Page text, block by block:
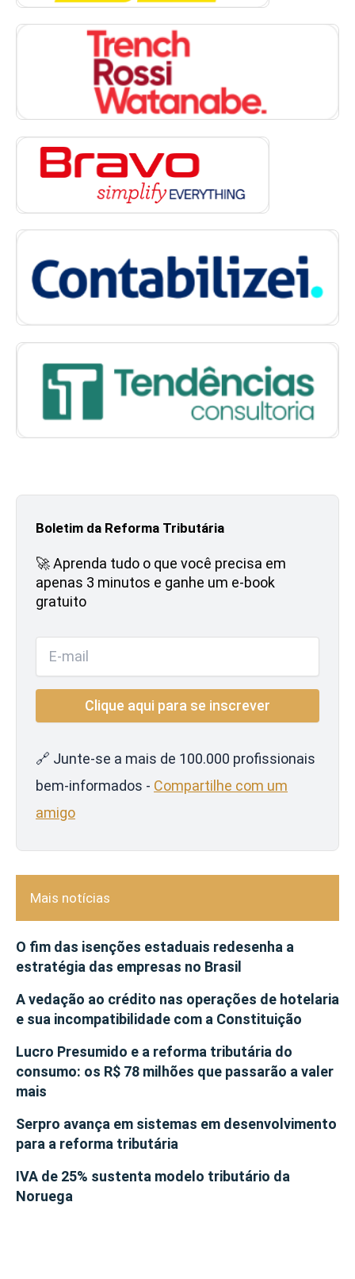
Boletim da Reforma Tributária
🚀 Aprenda tudo o que você precisa em
apenas 3 minutos e ganhe um e-book
gratuito
🔗 Junte-se a mais de 100.000 profissionais
bem-informados - Compartilhe com um
amigo
Mais notícias
O fim das isenções estaduais redesenha a
estratégia das empresas no Brasil
A vedação ao crédito nas operações de hotelaria
e sua incompatibilidade com a Constituição
Lucro Presumido e a reforma tributária do
consumo: os R$ 78 milhões que passarão a valer
mais
Serpro avança em sistemas em desenvolvimento
para a reforma tributária
IVA de 25% sustenta modelo tributário da
Noruega